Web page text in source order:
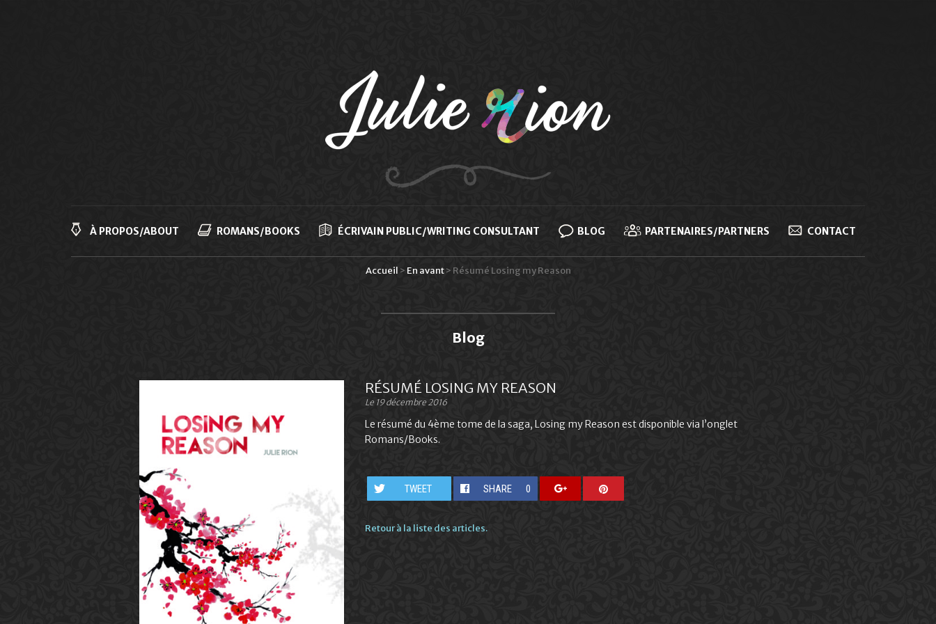
principale
À PROPOS/ABOUT
ROMANS/BOOKS ÉCRIVAIN PUBLIC/WRITING CONSULTANT BLOG PARTENAIRES/PARTNERS CONTACT
Accueil > En avant> Résumé Losing my Reason
Blog
RÉSUMÉ LOSING MY REASON
Le 19 décembre 2016
Le résumé du 4ème tome de la saga, Losing my Reason est disponible via l’onglet
Romans/Books.
TWEET SHARE 0
Retour à la liste des articles.